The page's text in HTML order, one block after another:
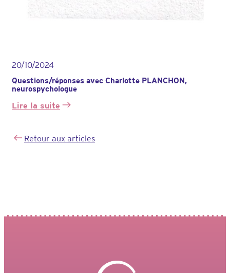
20/10/2024
Questions/réponses avec Charlotte PLANCHON,
neurospychologue
Lire la suite
:
Charlotte
Retour aux articles